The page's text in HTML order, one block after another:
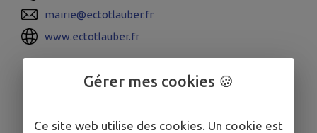
mairie@ectotlauber.fr
www.ectotlauber.fr
Gérer mes cookies 🍪
Ce site web utilise des cookies. Un cookie est